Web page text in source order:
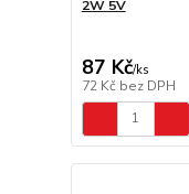
2W 5V
87 Kč/ks
72 Kč bez DPH